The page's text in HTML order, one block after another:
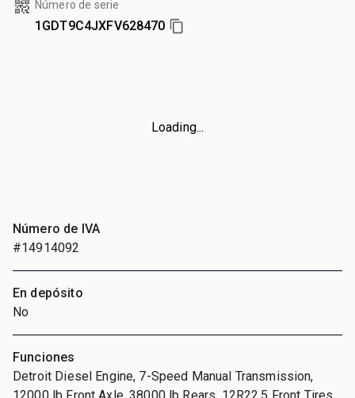
Número de serie
1GDT9C4JXFV628470
Loading...
Número de IVA
#14914092
En depósito
No
Funciones
Detroit Diesel Engine, 7-Speed Manual Transmission,